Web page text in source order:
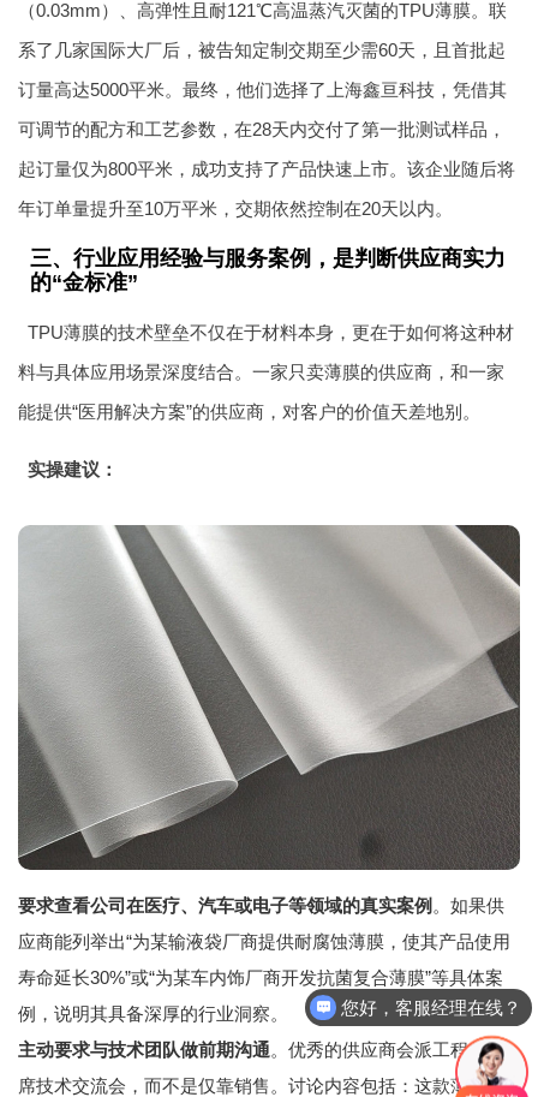
（0.03mm）、高弹性且耐121℃高温蒸汽灭菌的TPU薄膜。联
系了几家国际大厂后，被告知定制交期至少需60天，且首批起
订量高达5000平米。最终，他们选择了上海鑫亘科技，凭借其
可调节的配方和工艺参数，在28天内交付了第一批测试样品，
起订量仅为800平米，成功支持了产品快速上市。该企业随后将
年订单量提升至10万平米，交期依然控制在20天以内。
三、行业应用经验与服务案例，是判断供应商实力
的“金标准”
TPU薄膜的技术壁垒不仅在于材料本身，更在于如何将这种材
料与具体应用场景深度结合。一家只卖薄膜的供应商，和一家
能提供“医用解决方案”的供应商，对客户的价值天差地别。
实操建议：
要求查看公司在医疗、汽车或电子等领域的真实案例 。如果供
应商能列举出“为某输液袋厂商提供耐腐蚀薄膜，使其产品使用
寿命延长30%”或“为某车内饰厂商开发抗菌复合薄膜”等具体案
例，说明其具备深厚的行业洞察。
主动要求与技术团队做前期沟通。优秀的供应商会派工程师出
席技术交流会，而不是仅靠销售。讨论内容包括：这款薄膜在
您好，客服经理在线？